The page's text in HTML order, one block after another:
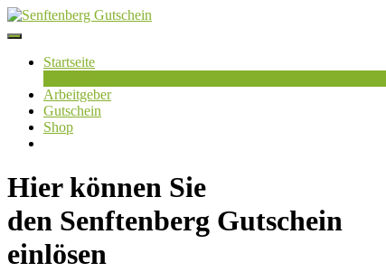
Skip
to
Startseite
Arbeitgeber
Gutschein
Shop
Hier können Sie
den Senftenberg Gutschein
einlösen